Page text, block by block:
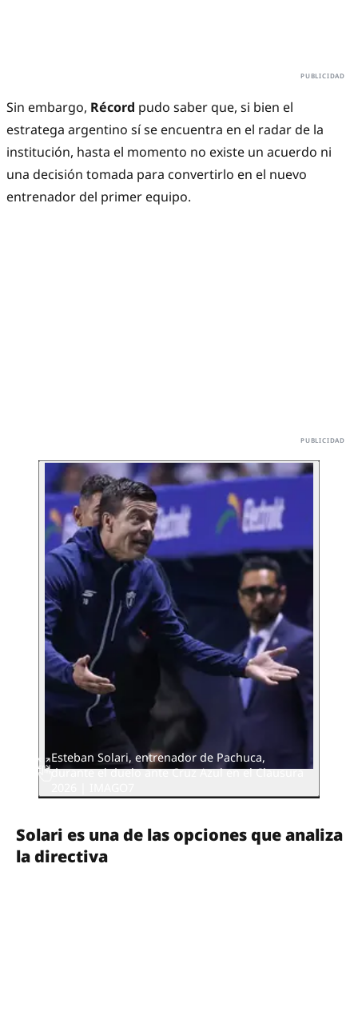
Sin embargo, Récord pudo saber que, si bien el
estratega argentino sí se encuentra en el radar de la
institución, hasta el momento no existe un acuerdo ni
una decisión tomada para convertirlo en el nuevo
entrenador del primer equipo.
Esteban Solari, entrenador de Pachuca,
durante el duelo ante Cruz Azul en el Clausura
Solari es una de las opciones que analiza
la directiva